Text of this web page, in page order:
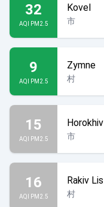
32
AQI PM2.5
Kovel
市
9
AQI PM2.5
Zymne
村
15
AQI PM2.5
Horokhiv
市
16
AQI PM2.5
Rakiv Lis
村